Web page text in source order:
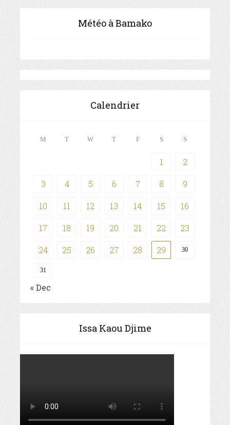
Météo à Bamako
Calendrier
M T W T F S S
1 2
3 4 5 6 7 8 9
10 11 12 13 14 15 16
17 18 19 20 21 22 23
24 25 26 27 28 29 30
31
« Dec
Issa Kaou Djime